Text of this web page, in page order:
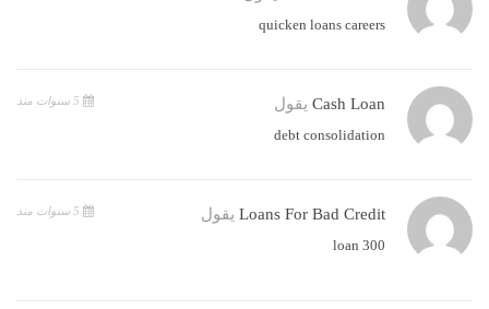
quicken loans careers
Cash Loan يقول
debt consolidation
Loans For Bad Credit يقول
300 loan